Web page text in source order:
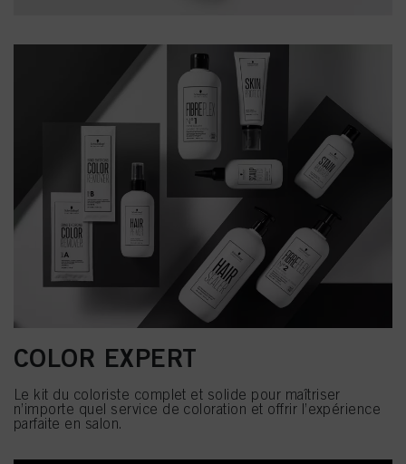
COLOR EXPERT
Le kit du coloriste complet et solide pour maîtriser
n’importe quel service de coloration et offrir l’expérience
parfaite en salon.